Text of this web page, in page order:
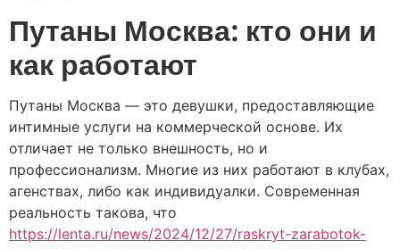
Путаны Москва: кто они и
как работают
Путаны Москва — это девушки, предоставляющие
интимные услуги на коммерческой основе. Их
отличает не только внешность, но и
профессионализм. Многие из них работают в клубах,
агенствах, либо как индивидуалки. Современная
реальность такова, что
https://lenta.ru/news/2024/12/27/raskryt-zarabotok-